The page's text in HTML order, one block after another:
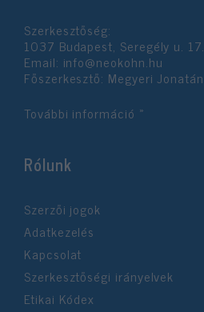
Szerkesztőség:
1037 Budapest, Seregély u. 17.
Email: info@neokohn.hu
Főszerkesztő: Megyeri Jonatán
További információ »
Rólunk
Szerzői jogok
Adatkezelés
Kapcsolat
Szerkesztőségi irányelvek
Etikai Kódex